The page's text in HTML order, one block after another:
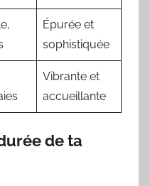
Épurée et
sophistiquée
Vibrante et
accueillante
de ta